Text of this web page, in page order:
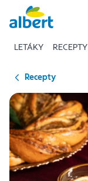
Přeskočit
LETÁKY RECEPTY
Recepty